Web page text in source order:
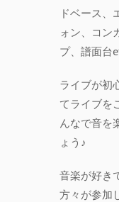
ドベース、
ォン、コン
プ、譜面台
ライブが初
てライブを
んなで音を
ょう♪
音楽が好き
方々が参加